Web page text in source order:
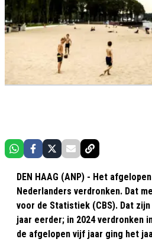
DEN HAAG (ANP) - Het
Nederlanders verdronken. Dat
voor de Statistiek (CBS). Dat
jaar eerder; in 2024 verdronken
de afgelopen vijf jaar ging het